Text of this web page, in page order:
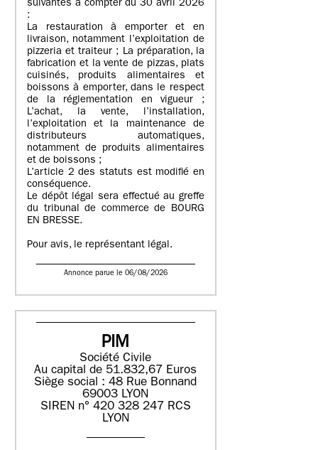
suivantes à compter du 30 avril 2026
:
La restauration à emporter et en
livraison, notamment l’exploitation de
pizzeria et traiteur ; La préparation, la
fabrication et la vente de pizzas, plats
cuisinés, produits alimentaires et
boissons à emporter, dans le respect
de la réglementation en vigueur ;
L’achat, la vente, l’installation,
l’exploitation et la maintenance de
distributeurs automatiques,
notamment de produits alimentaires
et de boissons ;
L’article 2 des statuts est modifié en
conséquence.
Le dépôt légal sera effectué au greffe
du tribunal de commerce de BOURG
EN BRESSE.
Pour avis, le représentant légal.
Annonce parue le 06/08/2026
PIM
Société Civile
Au capital de 51.832,67 Euros
Siège social : 48 Rue Bonnand
69003 LYON
SIREN n° 420 328 247 RCS
LYON